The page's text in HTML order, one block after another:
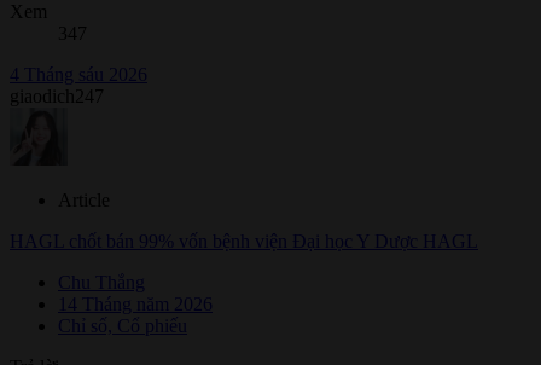
Xem
347
4 Tháng sáu 2026
giaodich247
Article
HAGL chốt bán 99% vốn bệnh viện Đại học Y Dược HAGL
Chu Thắng
14 Tháng năm 2026
Chỉ số, Cổ phiếu